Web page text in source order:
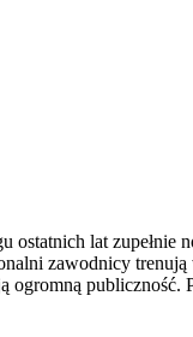
lat zupełnie
zawodnicy
ogromną